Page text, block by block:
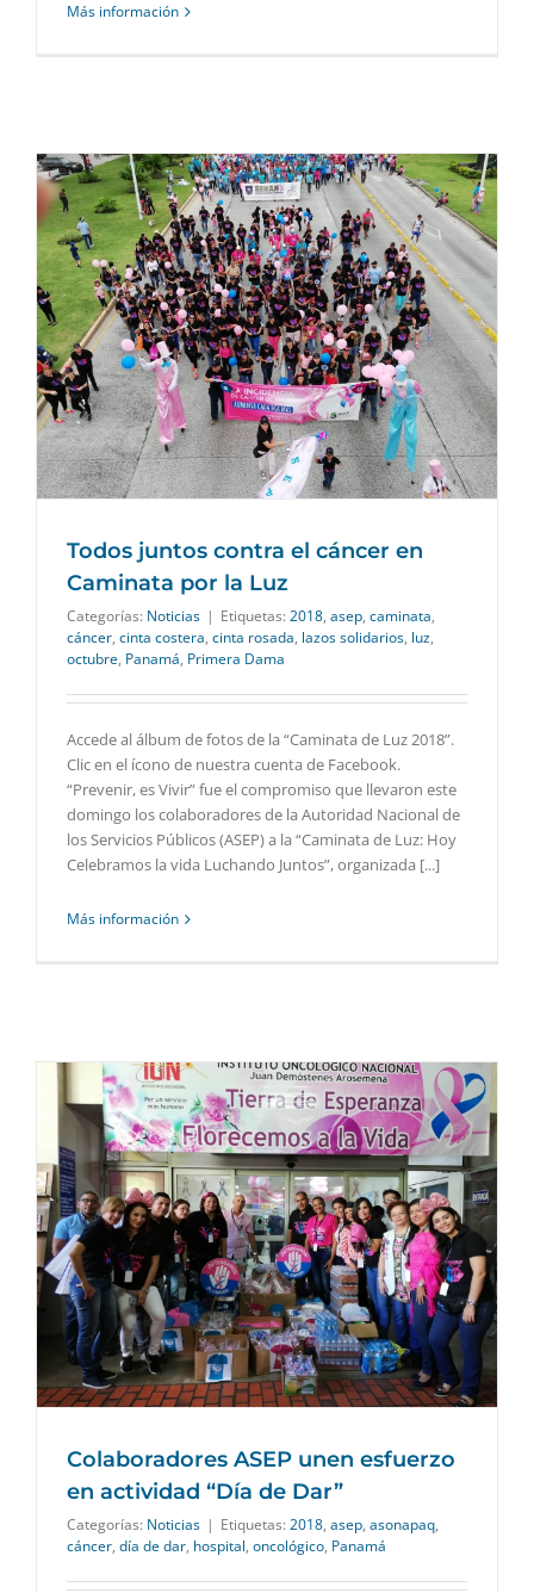
Más información
Todos juntos contra el cáncer en
Caminata por la Luz
Categorías: Noticias | Etiquetas: 2018, asep, caminata,
cáncer, cinta costera, cinta rosada, lazos solidarios, luz,
octubre, Panamá, Primera Dama
Accede al álbum de fotos de la “Caminata de Luz 2018”.
Clic en el ícono de nuestra cuenta de Facebook.
“Prevenir, es Vivir” fue el compromiso que llevaron este
domingo los colaboradores de la Autoridad Nacional de
los Servicios Públicos (ASEP) a la “Caminata de Luz: Hoy
Celebramos la vida Luchando Juntos”, organizada [...]
Más información
Colaboradores ASEP unen esfuerzo
en actividad “Día de Dar”
Categorías: Noticias | Etiquetas: 2018, asep, asonapaq,
cáncer, día de dar, hospital, oncológico, Panamá